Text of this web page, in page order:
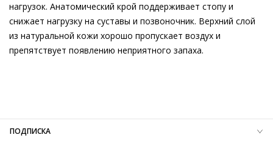
нагрузок. Анатомический крой поддерживает стопу и
снижает нагрузку на суставы и позвоночник. Верхний слой
из натуральной кожи хорошо пропускает воздух и
препятствует появлению неприятного запаха.
Материал подошвы Этиленвинилацетат (ЭВА)
Высота каблука
ПОДПИСКА